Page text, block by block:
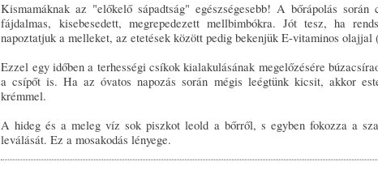
Kismamáknak az "előkelő sápadtság" egészségesebb! A bőrápolás
fájdalmas, kisebesedett, megrepedezett mellbimbókra. Jót tesz, ha
napoztatjuk a melleket, az etetések között pedig bekenjük E-vitaminos
Ezzel egy időben a terhességi csíkok kialakulásának megelőzésére
a csípőt is. Ha az óvatos napozás során mégis leégtünk kicsit, akkor
krémmel.
A hideg és a meleg víz sok piszkot leold a bőrről, s egyben fokozza a
leválását. Ez a mosakodás lényege.